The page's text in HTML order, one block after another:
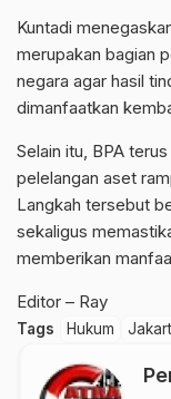
Kuntadi
merupakan bagian
negara agar hasil
dimanfaatkan
Selain itu, BPA
pelelangan aset
Langkah tersebut
sekaligus
memberikan
Editor – Ray
Tags Hukum